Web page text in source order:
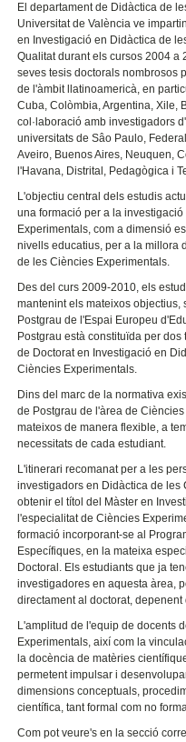
El departament de Didàctica de
Universitat de València ve
en Investigació en Didàctica de
Qualitat durant els cursos 2004
seves tesis doctorals nombrosos
de l'àmbit llatinoamericà, en
Cuba, Colòmbia, Argentina, Xile,
col·laboració amb investigadors
universitats de Sâo Paulo,
Aveiro, Buenos Aires, Neuquen,
l'Havana, Distrital, Pedagògica i
L'objectiu central dels estudis
una formació per a la
Experimentals, com a dimensió
nivells educatius, per a la millora
de les Ciències Experimentals.
Des del curs 2009-2010, els
mantenint els mateixos objectius,
Postgrau de l'Espai Europeu
Postgrau està constituïda per
de Doctorat en Investigació en
Ciències Experimentals.
Dins del marc de la normativa
de Postgrau de l'àrea de
mateixos de manera flexible, a
necessitats de cada estudiant.
L'itinerari recomanat per a les
investigadors en Didàctica de les
obtenir el títol del Màster en
l'especialitat de Ciències
formació incorporant-se al
Específiques, en la mateixa
Doctoral. Els estudiants que ja
investigadores en aquesta àrea,
directament al doctorat,
L'amplitud de l'equip de docents
Experimentals, així com la
la docència de matèries
permetent impulsar i
dimensions conceptuals,
científica, tant formal com no
Com pot veure's en la secció